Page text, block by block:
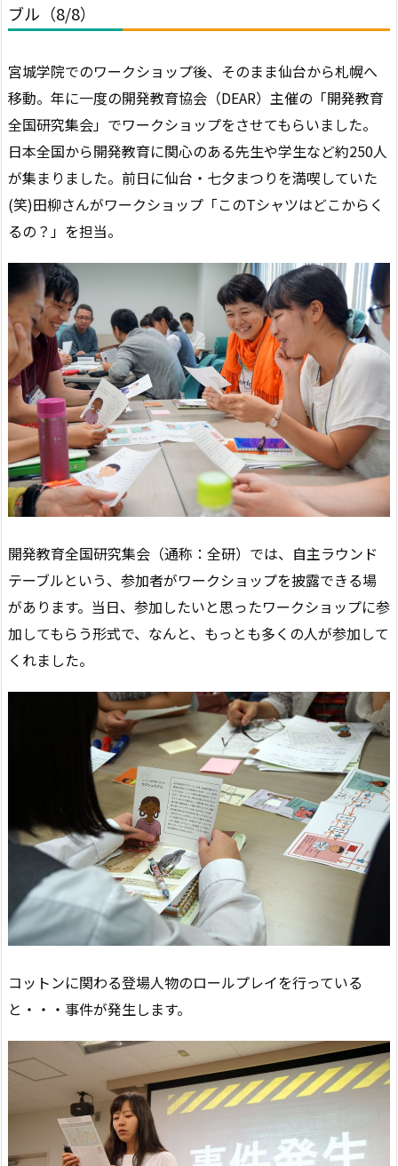
ブル（8/8）
宮城学院でのワークショップ後、そのまま仙台から札幌へ
移動。年に一度の開発教育協会（DEAR）主催の「開発教育
全国研究集会」でワークショップをさせてもらいました。
日本全国から開発教育に関心のある先生や学生など約250人
が集まりました。前日に仙台・七夕まつりを満喫していた
(笑)田柳さんがワークショップ「このTシャツはどこからく
るの？」を担当。
開発教育全国研究集会（通称：全研）では、自主ラウンド
テーブルという、参加者がワークショップを披露できる場
があります。当日、参加したいと思ったワークショップに参
加してもらう形式で、なんと、もっとも多くの人が参加して
くれました。
コットンに関わる登場人物のロールプレイを行っている
と・・・事件が発生します。